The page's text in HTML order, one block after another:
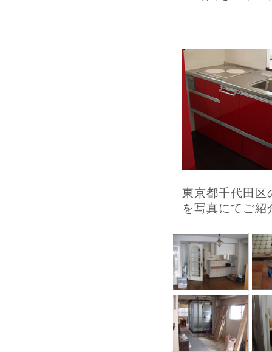
東京都千代田区
を写真にてご紹